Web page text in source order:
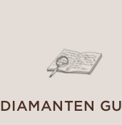
DIAMANTEN